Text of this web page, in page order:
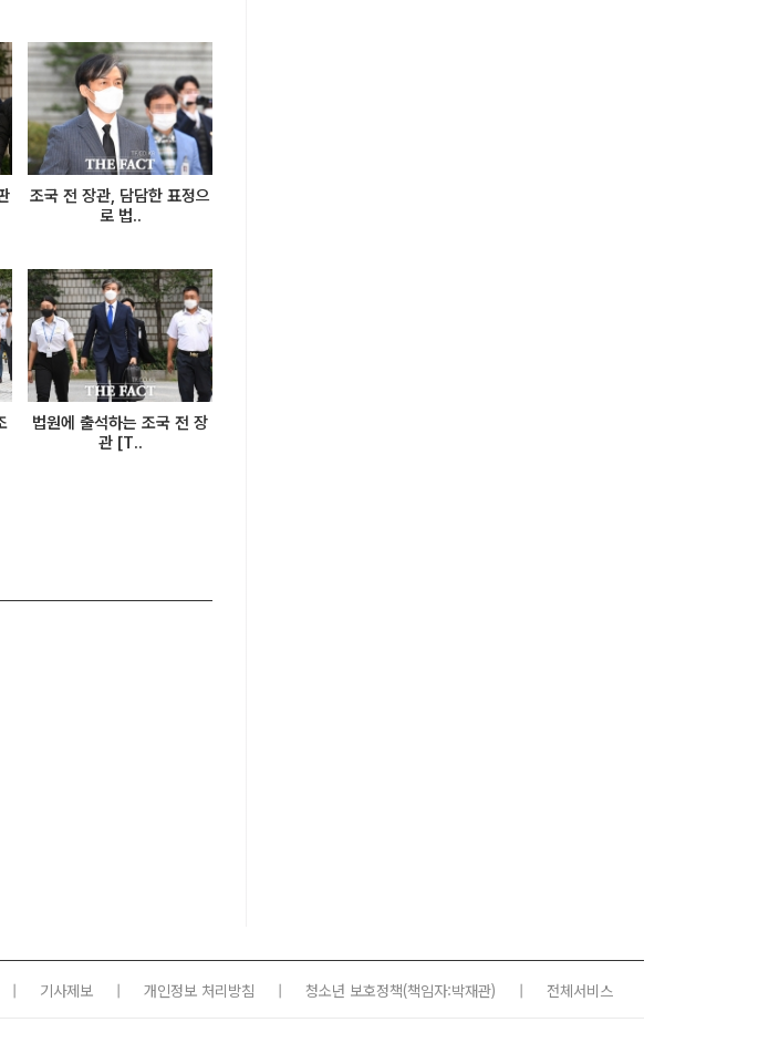
조국 전 장관, 담담한 표정으
로 법..
법원에 출석하는 조국 전 장
관 [T..
기사제보 개인정보 처리방침 청소년 보호정책(책임자:박재관) 전체서비스